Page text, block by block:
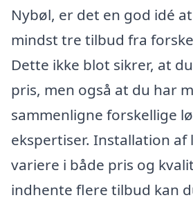
Nybøl, er det en god idé
mindst tre tilbud fra
Dette ikke blot sikrer, at
pris, men også at du har
sammenligne forskellige
ekspertiser. Installation af
variere i både pris og
indhente flere tilbud kan